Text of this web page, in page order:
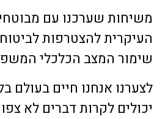
משיחות שערכנו עם
העיקרית להצטרפות
שימור המצב הכלכלי
לצערנו אנחנו חיים בעולם
יכולים לקרות דברים לא